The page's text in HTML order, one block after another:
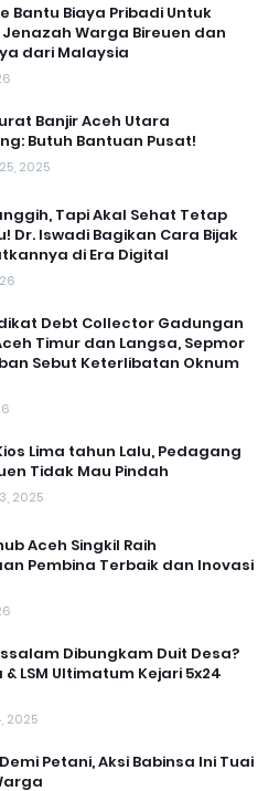
Bantu Biaya Pribadi Untuk
Warga Bireuen dan
dari Malaysia
Banjir Aceh Utara
Butuh Bantuan Pusat!
2025
Tapi Akal Sehat Tetap
Dr. Iswadi Bagikan Cara Bijak
di Era Digital
Debt Collector Gadungan
Timur dan Langsa, Sepmor
Sebut Keterlibatan Oknum
Lima tahun Lalu, Pedagang
Tidak Mau Pindah
2025
Aceh Singkil Raih
Pembina Terbaik dan Inovasi
Dibungkam Duit Desa?
LSM Ultimatum Kejari 5x24
2025
Petani, Aksi Babinsa Ini Tuai